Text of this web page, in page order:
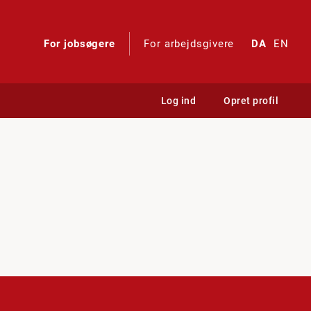
For jobsøgere For arbejdsgivere DA EN
Log ind Opret profil